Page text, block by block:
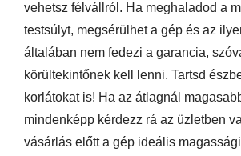
vehetsz félvállról. Ha meghaladod a
testsúlyt, megsérülhet a gép és az
általában nem fedezi a garancia,
körültekintőnek kell lenni. Tartsd
korlátokat is! Ha az átlagnál
mindenképp kérdezz rá az üzletben
vásárlás előtt a gép ideális